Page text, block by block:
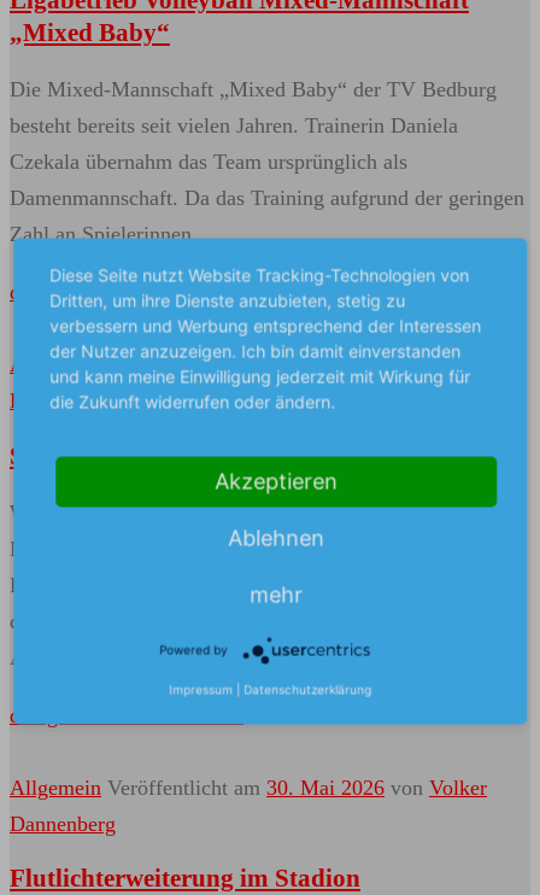
„Mixed Baby“
Die Mixed-Mannschaft „Mixed Baby“ der TV Bedburg
besteht bereits seit vielen Jahren. Trainerin Daniela
Czekala übernahm das Team ursprünglich als
Damenmannschaft. Da das Training aufgrund der geringen
Zahl an Spielerinnen …
den ganzen Artikel lesen...
Allgemein Veröffentlicht am 18. Juli 2026vonVolker
Dannenberg
Sportabzeichen
Wie in den vergangenen Jahren bieten wir wieder unseren
Mitgliedern an, die Bedingungen für den Erwerb des
Deutschen Sportabzeichens zu erfüllen. Jeweils
donnerstags von 18:30-20:00 Uhr kann man unter
Anwesenheit …
den ganzen Artikel lesen...
Allgemein Veröffentlicht am 30. Mai 2026 von Volker
Dannenberg
Flutlichterweiterung im Stadion
Diese Seite nutzt Website Tracking-Technologien von
Dritten, um ihre Dienste anzubieten, stetig zu
verbessern und Werbung entsprechend der Interessen
der Nutzer anzuzeigen. Ich bin damit einverstanden
und kann meine Einwilligung jederzeit mit Wirkung für
die Zukunft widerrufen oder ändern.
Akzeptieren
Ablehnen
mehr
Powered by
Impressum Datenschutzerklärung